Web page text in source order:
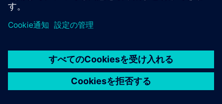
© Siemens2026
タル・ミレニアム著作権法 (DMCA)
内部通報